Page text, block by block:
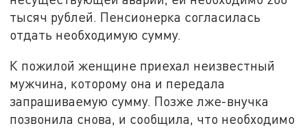
тысяч рублей. Пенсионерка согласилась
отдать необходимую сумму.
К пожилой женщине приехал неизвестный
мужчина, которому она и передала
запрашиваемую сумму. Позже лже-внучка
позвонила снова, и сообщила, что необходимо